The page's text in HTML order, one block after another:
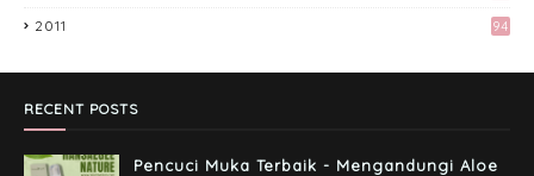
2011 94
RECENT POSTS
Pencuci Muka Terbaik - Mengandungi Aloe